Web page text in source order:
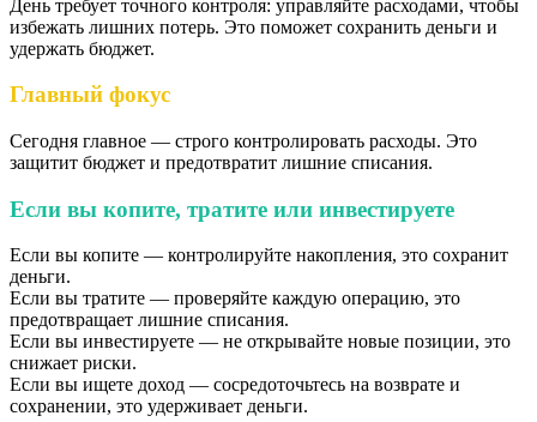
День требует точного контроля: управляйте расходами, чтобы
избежать лишних потерь. Это поможет сохранить деньги и
удержать бюджет.
Главный фокус
Сегодня главное — строго контролировать расходы. Это
защитит бюджет и предотвратит лишние списания.
Если вы копите, тратите или инвестируете
Если вы копите — контролируйте накопления, это сохранит
деньги.
Если вы тратите — проверяйте каждую операцию, это
предотвращает лишние списания.
Если вы инвестируете — не открывайте новые позиции, это
снижает риски.
Если вы ищете доход — сосредоточьтесь на возврате и
сохранении, это удерживает деньги.